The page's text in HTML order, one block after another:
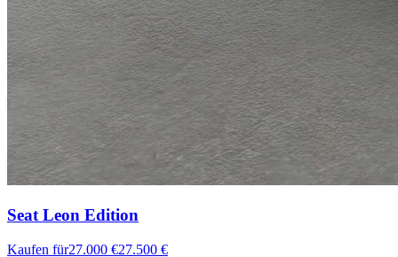
Seat Leon Edition
Kaufen für27.000 €27.500 €